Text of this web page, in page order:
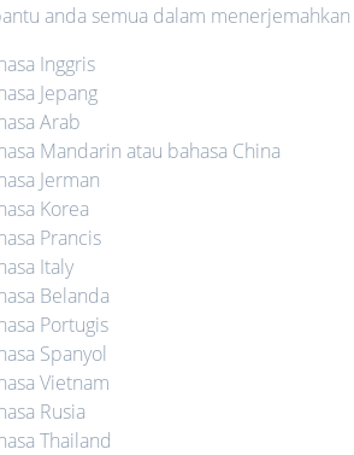
anda semua dalam menerjemahkan
Inggris
Jepang
Arab
Mandarin atau bahasa China
Jerman
Korea
Prancis
Italy
Belanda
Portugis
Spanyol
Vietnam
Rusia
Thailand